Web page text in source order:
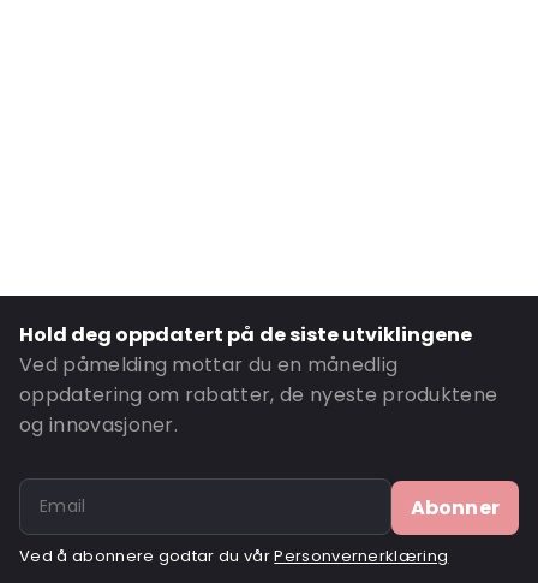
Material: 80 % resirkulert PE
Thickness: 70 µm
Closures: Vanntett
Ordre-ID: 460915RPE
Hold deg oppdatert på de siste utviklingene
Ved påmelding mottar du en månedlig
oppdatering om rabatter, de nyeste produktene
og innovasjoner.
Abonner
Ved å abonnere godtar du vårPersonvernerklæring